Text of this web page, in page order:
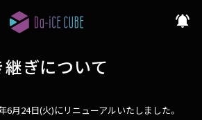
notifications_active
ぎについて
6月24日(火)にリニューアルいたしました。